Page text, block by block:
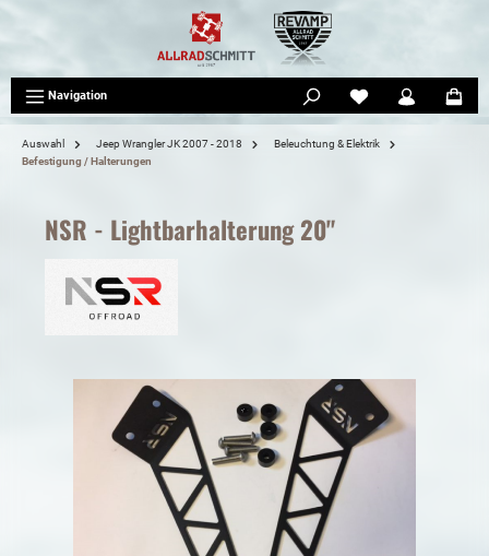
Navigation
Auswahl Jeep Wrangler JK 2007 - 2018
Beleuchtung & Elektrik
Befestigung / Halterungen
NSR - Lightbarhalterung 20"